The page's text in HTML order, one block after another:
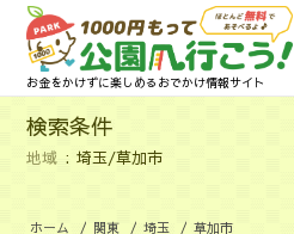
お金をかけずに楽しめるおでかけ情報サイト
検索条件
地域 埼玉/草加市
ホーム / 関東 / 埼玉 / 草加市